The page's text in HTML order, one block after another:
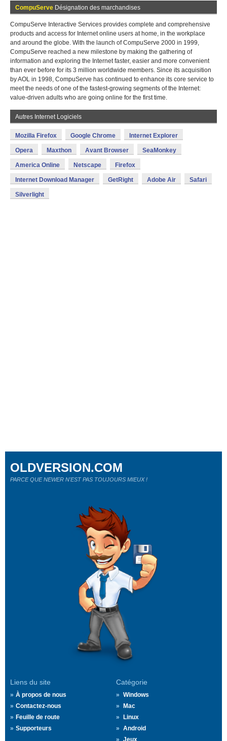
CompuServe Désignation des marchandises
CompuServe Interactive Services provides complete and comprehensive
products and access for Internet online users at home, in the workplace
and around the globe. With the launch of CompuServe 2000 in 1999,
CompuServe reached a new milestone by making the gathering of
information and exploring the Internet faster, easier and more convenient
than ever before for its 3 million worldwide members. Since its acquisition
by AOL in 1998, CompuServe has continued to enhance its core service to
meet the needs of one of the fastest-growing segments of the Internet:
value-driven adults who are going online for the first time.
Autres Internet Logiciels
Mozilla Firefox Google Chrome Internet Explorer
Opera Maxthon Avant Browser SeaMonkey
America Online Netscape Firefox
Internet Download Manager GetRight Adobe Air Safari
Silverlight
Liens du site
À propos de nous
Contactez-nous
Feuille de route
Supporteurs
Catégorie
Windows
Mac
Linux
Android
Jeux
OLDVERSION.COM
PARCE QUE NEWER N'EST PAS TOUJOURS MIEUX !